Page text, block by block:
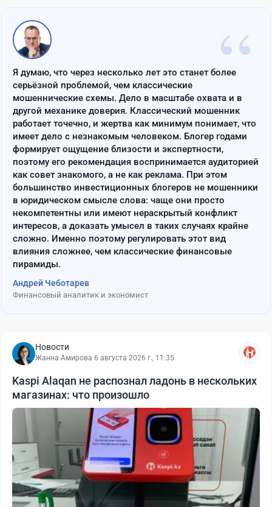
“
Я думаю, что через несколько лет это станет более
серьёзной проблемой, чем классические
мошеннические схемы. Дело в масштабе охвата и в
другой механике доверия. Классический мошенник
работает точечно, и жертва как минимум понимает, что
имеет дело с незнакомым человеком. Блогер годами
формирует ощущение близости и экспертности,
поэтому его рекомендация воспринимается аудиторией
как совет знакомого, а не как реклама. При этом
большинство инвестиционных блогеров не мошенники
в юридическом смысле слова: чаще они просто
некомпетентны или имеют нераскрытый конфликт
интересов, а доказать умысел в таких случаях крайне
сложно. Именно поэтому регулировать этот вид
влияния сложнее, чем классические финансовые
пирамиды.
Андрей Чеботарев
Финансовый аналитик и экономист
Новости
Жанна Амирова·6 августа 2026 г., 11:35
Kaspi Alaqan не распознал ладонь в нескольких
магазинах: что произошло